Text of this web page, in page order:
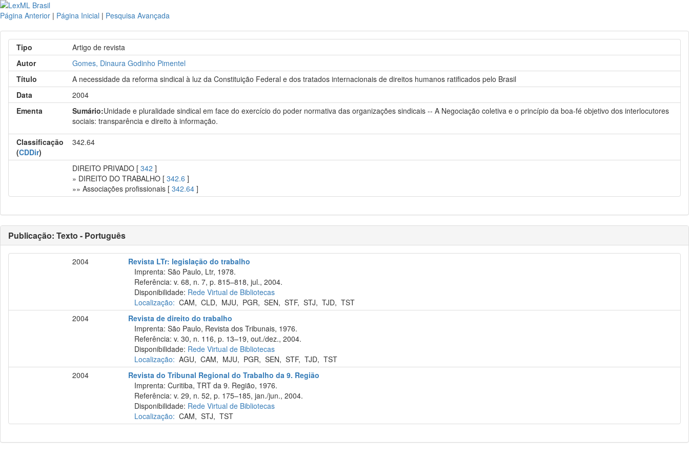
Página Anterior | Página Inicial | Pesquisa Avançada
Tipo
Artigo de revista
Autor
Gomes, Dinaura Godinho Pimentel
Título
A necessidade da reforma sindical à luz da Constituição Federal e dos tratados internacionais de direitos humanos ratificados pelo Brasil
Data
2004
Ementa
Sumário:Unidade e pluralidade sindical em face do exercício do poder normativa das organizações sindicais -- A Negociação coletiva e o princípio da boa-fé objetivo dos interlocutores
sociais: transparência e direito à informação.
Classificação
(CDDir)
342.64
DIREITO PRIVADO [342 ]
» DIREITO DO TRABALHO [342.6 ]
»» Associações profissionais [342.64 ]
Publicação: Texto - Português
2004
Revista LTr: legislação do trabalho
Imprenta: São Paulo, Ltr, 1978.
Referência: v. 68, n. 7, p. 815–818, jul., 2004.
Disponibilidade: Rede Virtual de Bibliotecas
Localização: CAM,CLD, MJU, PGR,SEN,STF,STJ,TJD,TST
2004
Revista de direito do trabalho
Imprenta: São Paulo, Revista dos Tribunais, 1976.
Referência: v. 30, n. 116, p. 13–19, out./dez., 2004.
Disponibilidade: Rede Virtual de Bibliotecas
Localização: AGU,CAM, MJU, PGR,SEN,STF,TJD,TST
2004
Revista do Tribunal Regional do Trabalho da 9. Região
Imprenta: Curitiba, TRT da 9. Região, 1976.
Referência: v. 29, n. 52, p. 175–185, jan./jun., 2004.
Disponibilidade: Rede Virtual de Bibliotecas
Localização: CAM,STJ,TST